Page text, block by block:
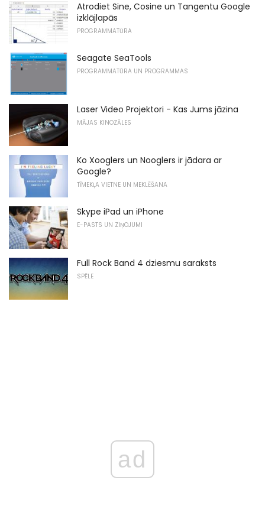
Atrodiet Sine, Cosine un Tangentu Google
izklājlapās
PROGRAMMATŪRA
Seagate SeaTools
PROGRAMMATŪRA UN PROGRAMMAS
Laser Video Projektori - Kas Jums jāzina
MĀJAS KINOZĀLES
Ko Xooglers un Nooglers ir jādara ar
Google?
TĪMEKĻA VIETNE UN MEKLĒŠANA
Skype iPad un iPhone
E-PASTS UN ZIŅOJUMI
Full Rock Band 4 dziesmu saraksts
SPĒLE
ad